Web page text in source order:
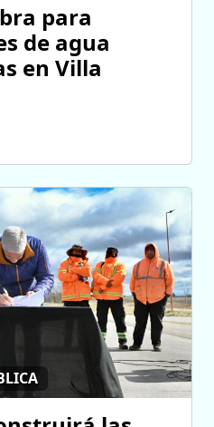
para
de agua
en Villa